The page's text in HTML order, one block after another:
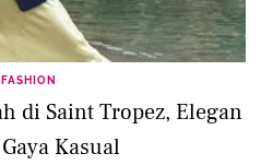
FASHION
di Saint Tropez, Elegan
Kasual